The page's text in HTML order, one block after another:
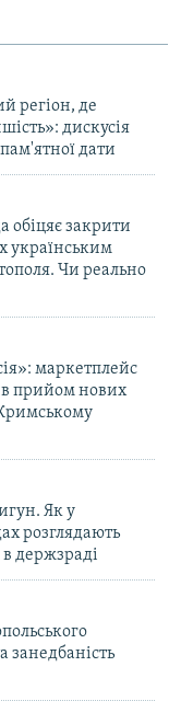
регіон, де
дискусія
дати
обіцяє закрити
українським
Чи реально
маркетплейс
прийом нових
Як у
розглядають
держзраді
занедбаність